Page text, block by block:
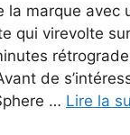
la marque avec
qui virevolte
de
… Lire la